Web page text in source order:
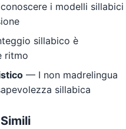
i modelli sillabici
sillabico è
ritmo
— I non madrelingua
sillabica